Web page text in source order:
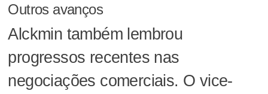
Outros avanços
Alckmin também lembrou
progressos recentes nas
negociações comerciais. O vice-